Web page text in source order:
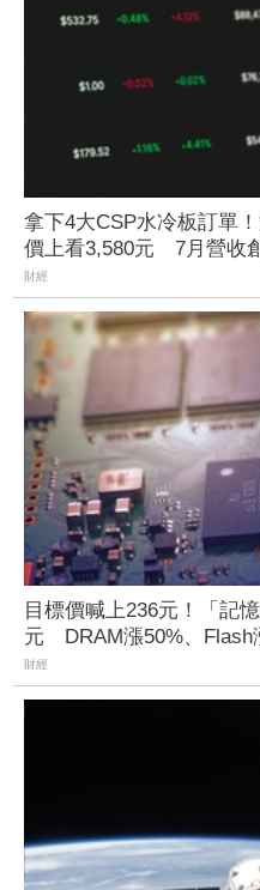
拿下4大CSP水冷板訂單
價上看3,580元 7月營收
財經
目標價喊上236元！「記
元 DRAM漲50%、Flash
財經